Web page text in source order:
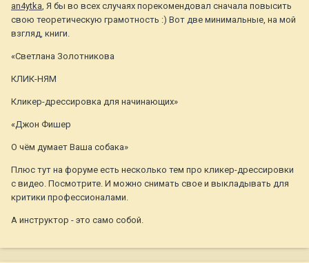
an4ytka, Я бы во всех случаях порекомендовал сначала повысить
свою теоретическую грамотность :) Вот две минимальные, на мой
взгляд, книги.
«Светлана Золотникова
КЛИК-НЯМ
Кликер-дрессировка для начинающих»
«Джон Фишер
О чём думает Ваша собака»
Плюс тут на форуме есть несколько тем про кликер-дрессировки
с видео. Посмотрите. И можно снимать свое и выкладывать для
критики профессионалами.
А инструктор - это само собой.